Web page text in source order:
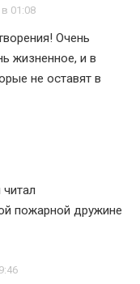
01:08
Очень
жизненное, и в
не оставят в
пожарной дружине